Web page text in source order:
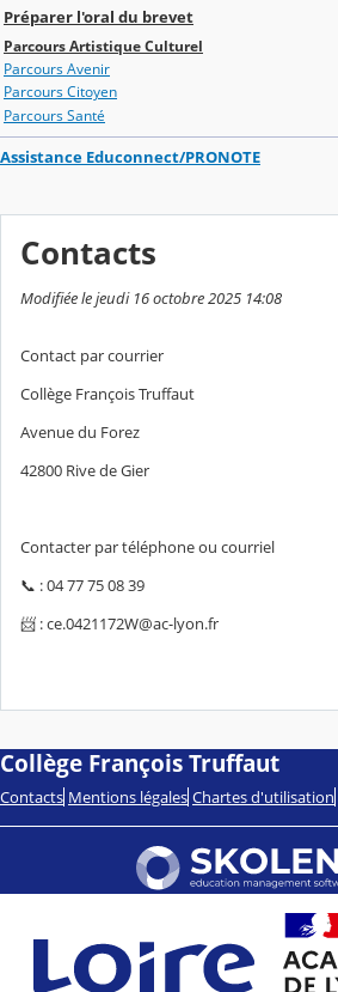
Préparer l'oral du brevet
Parcours Artistique Culturel
Parcours Avenir
Parcours Citoyen
Parcours Santé
Assistance Educonnect/PRONOTE
Contacts
Modifiée le jeudi 16 octobre 2025 14:08
Contact par courrier
Collège François Truffaut
Avenue du Forez
42800 Rive de Gier
Contacter par téléphone ou courriel
📞 : 04 77 75 08 39
📨 : ce.0421172W@ac-lyon.fr
Collège François Truffaut
Contacts Mentions légales Chartes d'utilisation